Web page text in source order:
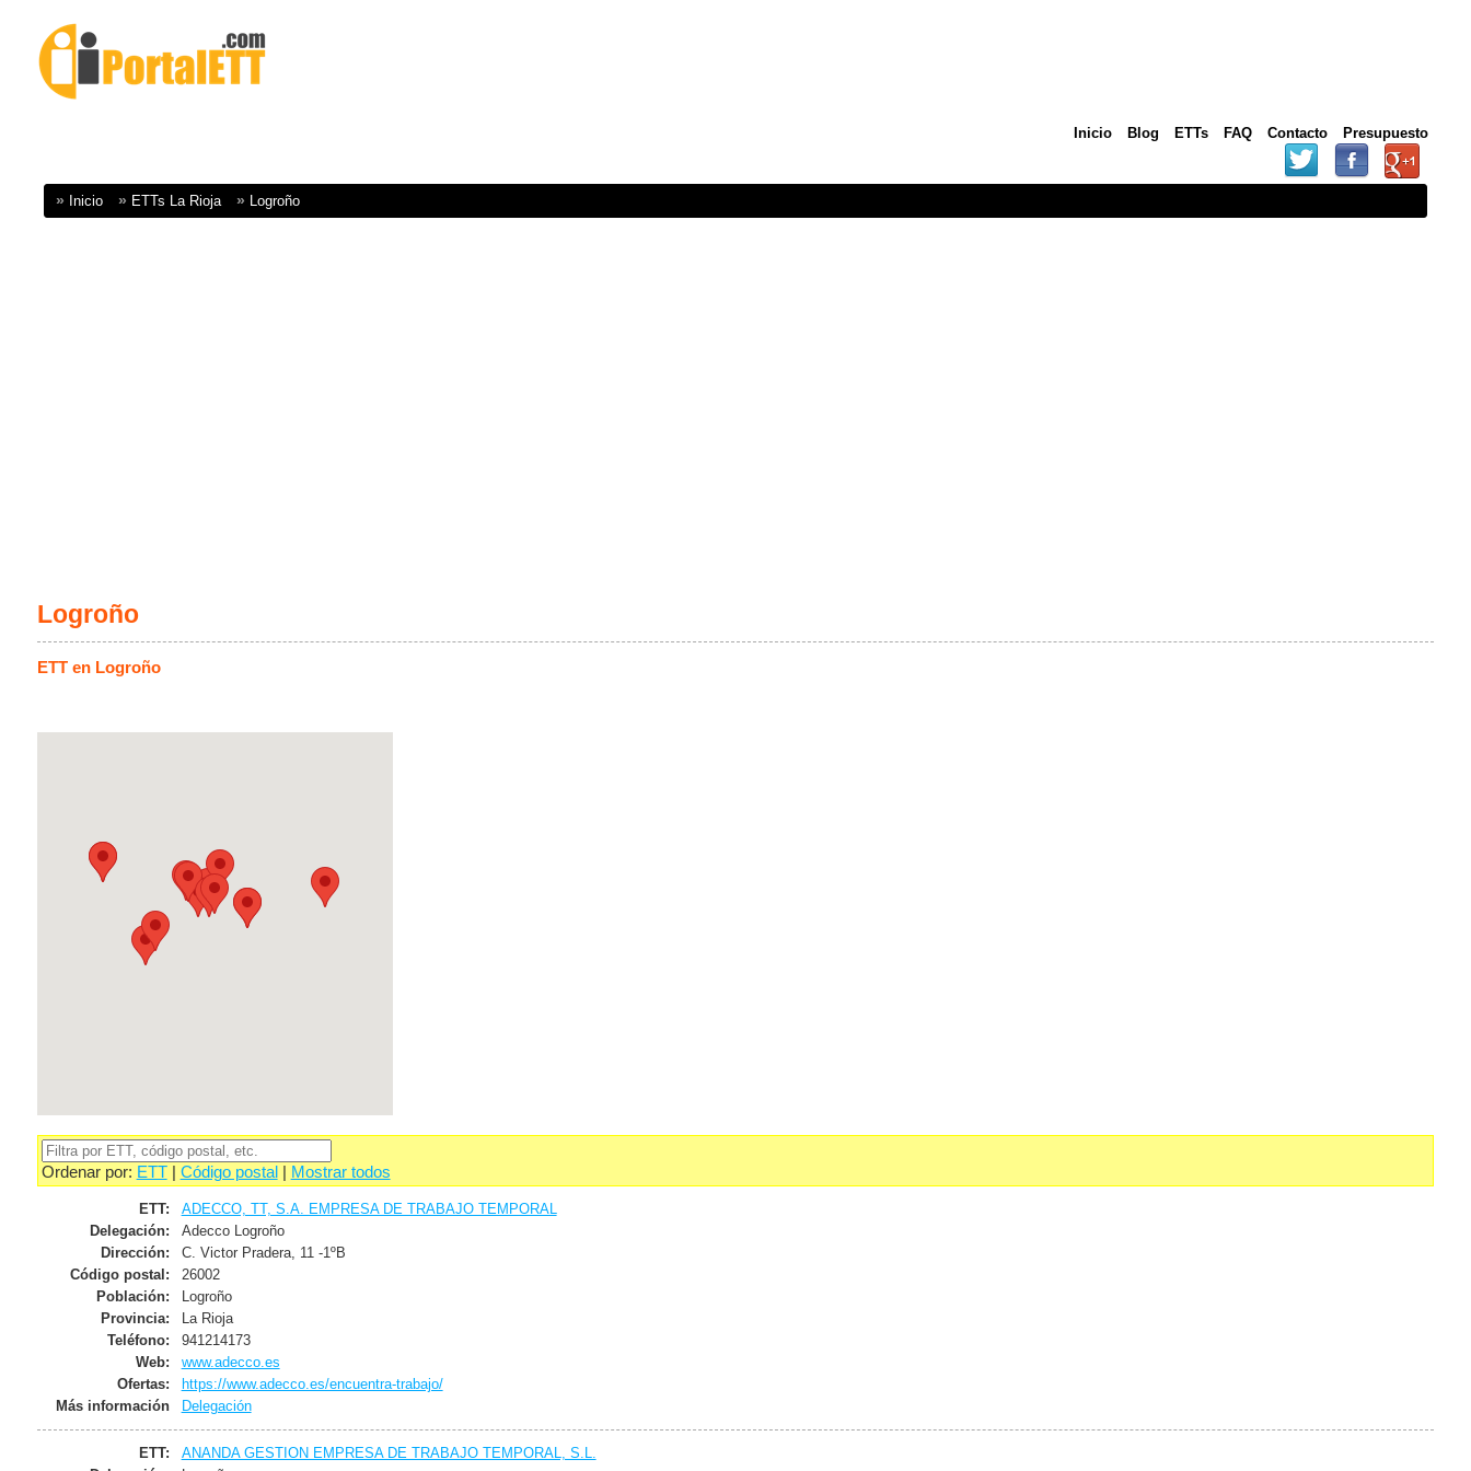
Inicio Blog ETTs FAQ Contacto Presupuesto
Inicio ETTs La Rioja Logroño
Logroño
ETT en Logroño
Ordenar por: ETT| Código postal| Mostrar todos
ETT:
ADECCO, TT, S.A. EMPRESA DE TRABAJO TEMPORAL
Delegación:
Adecco Logroño
Dirección:
C. Victor Pradera, 11 -1ºB
Código postal:
26002
Población:
Logroño
Provincia:
La Rioja
Teléfono:
941214173
Web:
www.adecco.es
Ofertas:
https://www.adecco.es/encuentra-trabajo/
Más información
Delegación
ETT:
ANANDA GESTION EMPRESA DE TRABAJO TEMPORAL, S.L.